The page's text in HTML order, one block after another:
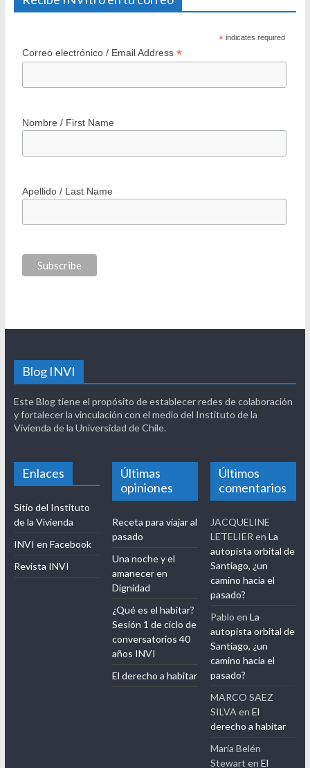
Correo electrónico / Email Address*
Nombre / First Name
Apellido / Last Name
Blog INVI
Este Blog tiene el propósito de establecer redes de colaboración
Vivienda de la Universidad de Chile.
Enlaces
Sitio del Instituto
opiniones
Receta para viajar al
pasado
Una noche y el
amanecer en
Dignidad
¿Qué es el habitar?
Sesión 1 de ciclo de
conversatorios 40
comentarios
JACQUELINE
LETELIERen
autopista orbital de
Santiago, ¿un
camino hacia el
pasado?
Pabloen La
autopista orbital de
Santiago, ¿un
camino hacia el
pasado?
MARCO SAEZ
SILVAenEl
derecho a habitar